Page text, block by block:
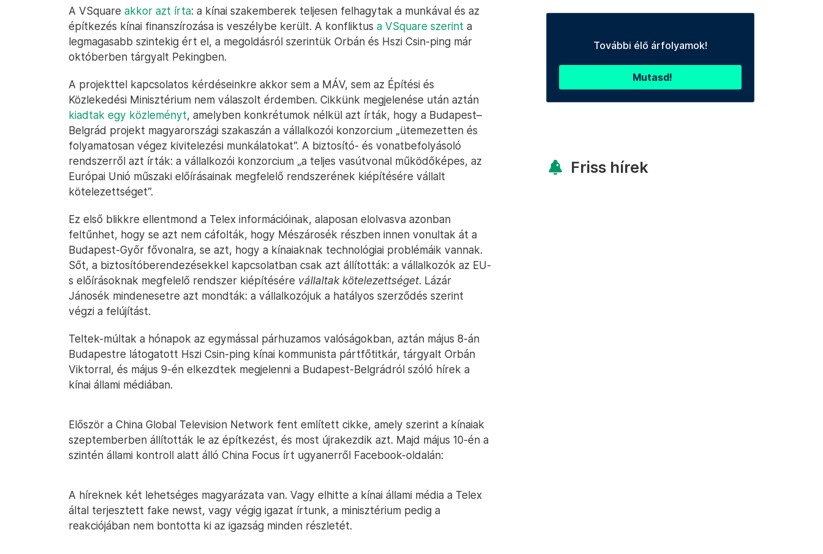
A VSquare akkor azt írta: a kínai szakemberek teljesen felhagytak a munkával és az
építkezés kínai finanszírozása is veszélybe került. A konfliktus a VSquare szerint a
legmagasabb szintekig ért el, a megoldásról szerintük Orbán és Hszi Csin-ping már
októberben tárgyalt Pekingben.
A projekttel kapcsolatos kérdéseinkre akkor sem a MÁV, sem az Építési és
Közlekedési Minisztérium nem válaszolt érdemben. Cikkünk megjelenése után aztán
kiadtak egy közleményt, amelyben konkrétumok nélkül azt írták, hogy a Budapest–
Belgrád projekt magyarországi szakaszán a vállalkozói konzorcium „ütemezetten és
folyamatosan végez kivitelezési munkálatokat”. A biztosító- és vonatbefolyásoló
rendszerről azt írták: a vállalkozói konzorcium „a teljes vasútvonal működőképes, az
Európai Unió műszaki előírásainak megfelelő rendszerének kiépítésére vállalt
kötelezettséget”.
Ez első blikkre ellentmond a Telex információinak, alaposan elolvasva azonban
feltűnhet, hogy se azt nem cáfolták, hogy Mészárosék részben innen vonultak át a
Budapest-Győr fővonalra, se azt, hogy a kínaiaknak technológiai problémáik vannak.
Sőt, a biztosítóberendezésekkel kapcsolatban csak azt állították: a vállalkozók az EU-
s előírásoknak megfelelő rendszer kiépítésére vállaltak kötelezettséget. Lázár
Jánosék mindenesetre azt mondták: a vállalkozójuk a hatályos szerződés szerint
végzi a felújítást.
Teltek-múltak a hónapok az egymással párhuzamos valóságokban, aztán május 8-án
Budapestre látogatott Hszi Csin-ping kínai kommunista pártfőtitkár, tárgyalt Orbán
Viktorral, és május 9-én elkezdtek megjelenni a Budapest-Belgrádról szóló hírek a
kínai állami médiában.
Először a China Global Television Network fent említett cikke, amely szerint a kínaiak
szeptemberben állították le az építkezést, és most újrakezdik azt. Majd május 10-én a
szintén állami kontroll alatt álló China Focus írt ugyanerről Facebook-oldalán:
A híreknek két lehetséges magyarázata van. Vagy elhitte a kínai állami média a Telex
által terjesztett fake newst, vagy végig igazat írtunk, a minisztérium pedig a
reakciójában nem bontotta ki az igazság minden részletét.
További élő árfolyamok!
Mutasd!
Friss hírek